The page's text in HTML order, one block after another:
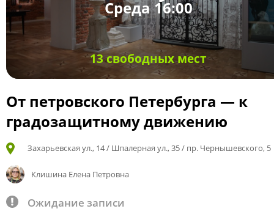
Среда 16:00
13 свободных мест
От петровского Петербурга — к
градозащитному движению
Захарьевская ул., 14 / Шпалерная ул., 35 / пр. Чернышевского, 5
Клишина Елена Петровна
Ожидание записи